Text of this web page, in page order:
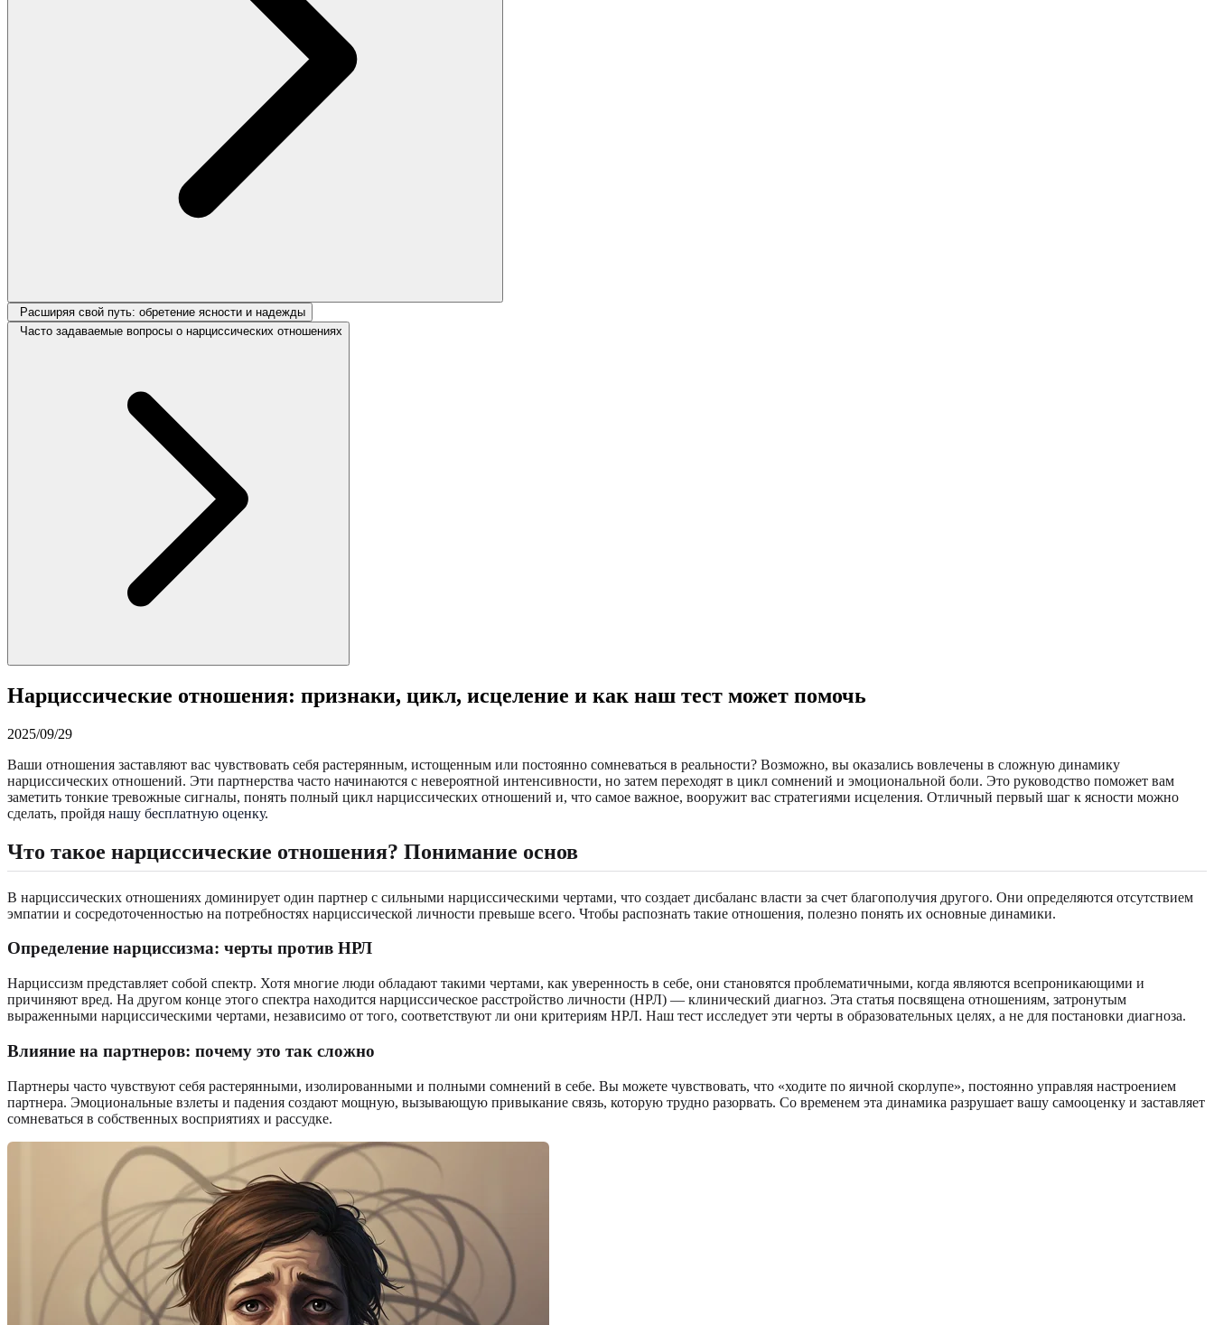
Расширяя свой путь: обретение ясности и надежды
Часто задаваемые вопросы о нарциссических отношениях
Нарциссические отношения: признаки, цикл, исцеление и как наш тест может помочь
2025/09/29
Ваши отношения заставляют вас чувствовать себя растерянным, истощенным или постоянно сомневаться в реальности? Возможно, вы оказались вовлечены в сложную динамику
нарциссических отношений. Эти партнерства часто начинаются с невероятной интенсивности, но затем переходят в цикл сомнений и эмоциональной боли. Это руководство поможет вам
заметить тонкие тревожные сигналы, понять полный цикл нарциссических отношений и, что самое важное, вооружит вас стратегиями исцеления. Отличный первый шаг к ясности можно
сделать, пройдя нашу бесплатную оценку.
Что такое нарциссические отношения? Понимание основ
В нарциссических отношениях доминирует один партнер с сильными нарциссическими чертами, что создает дисбаланс власти за счет благополучия другого. Они определяются отсутствием
эмпатии и сосредоточенностью на потребностях нарциссической личности превыше всего. Чтобы распознать такие отношения, полезно понять их основные динамики.
Определение нарциссизма: черты против НРЛ
Нарциссизм представляет собой спектр. Хотя многие люди обладают такими чертами, как уверенность в себе, они становятся проблематичными, когда являются всепроникающими и
причиняют вред. На другом конце этого спектра находится нарциссическое расстройство личности (НРЛ) — клинический диагноз. Эта статья посвящена отношениям, затронутым
выраженными нарциссическими чертами, независимо от того, соответствуют ли они критериям НРЛ. Наш тест исследует эти черты в образовательных целях, а не для постановки диагноза.
Влияние на партнеров: почему это так сложно
Партнеры часто чувствуют себя растерянными, изолированными и полными сомнений в себе. Вы можете чувствовать, что «ходите по яичной скорлупе», постоянно управляя настроением
партнера. Эмоциональные взлеты и падения создают мощную, вызывающую привыкание связь, которую трудно разорвать. Со временем эта динамика разрушает вашу самооценку и заставляет
сомневаться в собственных восприятиях и рассудке.